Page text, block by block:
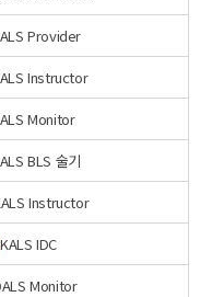
Provider
Instructor
Monitor
BLS 술기
Instructor
KALS IDC
Monitor